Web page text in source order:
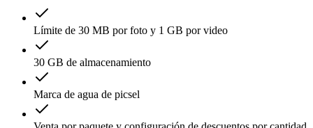
Límite de 30 MB por foto y 1 GB por video
30 GB de almacenamiento
Marca de agua de picsel